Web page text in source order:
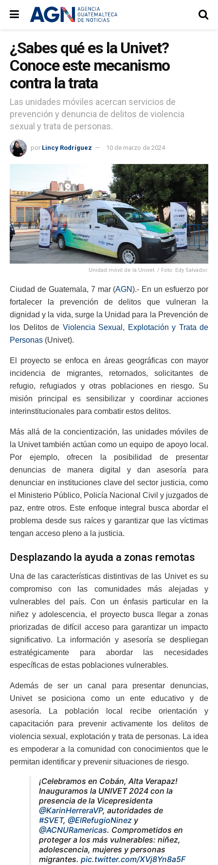
¿Sabes qué es la Univet?
Conoce este mecanismo
contra la trata
Las unidades móviles acercan servicios de
prevención y denuncia de delitos de violencia
sexual y trata de personas.
por Lincy Rodríguez 10 de marzo de 2024
Unidad móvil de la Univet. / Foto: Edy Salvador.
Ciudad de Guatemala, 7 mar (AGN).- En un esfuerzo por
fortalecer la prevención de delitos que vulneran la
dignidad y la vida, surge la Unidad para la Prevención de
los Delitos de Violencia Sexual, Explotación y Trata de
Personas (Univet).
El proyecto se enfoca en áreas geográficas con mayor
incidencia de migrantes, retornados, solicitantes de
refugio, refugiados y otras poblaciones en riesgo. Su
misión principal es sensibilizar y coordinar acciones
interinstitucionales para combatir estos delitos.
Más allá de la concientización, las unidades móviles de
la Univet también actúan como un equipo de apoyo local.
Por ejemplo, ofrecen la posibilidad de presentar
denuncias de manera digital y dan asesoría para
denunciar en instituciones clave del sector justicia, como
el Ministerio Público, Policía Nacional Civil y juzgados de
paz, entre otros. Este enfoque integral busca abordar el
problema desde sus raíces y garantizar que las víctimas
tengan acceso pleno a la justicia.
Desplazando la ayuda a zonas remotas
Una de las características distintivas de las Univet es su
compromiso con las comunidades más alejadas y
vulnerables del país. Con un énfasis particular en la
niñez y adolescencia, el proyecto busca llegar a zonas
priorizadas de difícil acceso para garantizar un impacto
significativo. La información y asesoría se despliegan
estratégicamente para abordar las necesidades
específicas de estas poblaciones vulnerables.
Además de ser un canal para presentar denuncias,
Univet se posiciona como un ente educativo y de
asesoría. La población local recibe orientación y
capacitación para prevenir activamente los delitos de
violencia sexual, explotación y trata de personas. La idea
es empoderar a la comunidad con conocimientos que le
permitan identificar y prevenir situaciones de riesgo.
¡Celebramos en Cobán, Alta Verapaz!
Inauguramos la UNIVET 2024 con la
presencia de la Vicepresidenta
@KarinHerreraVP, autoridades de
#SVET, @ElRefugioNinez y
@ACNURamericas. Comprometidos en
proteger a los más vulnerables: niñez,
adolescencia, mujeres y personas
migrantes. pic.twitter.com/XVj8Yn8a5F